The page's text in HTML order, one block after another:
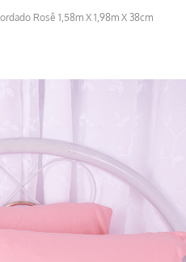
Rosê 1,58m X 1,98m X 38cm